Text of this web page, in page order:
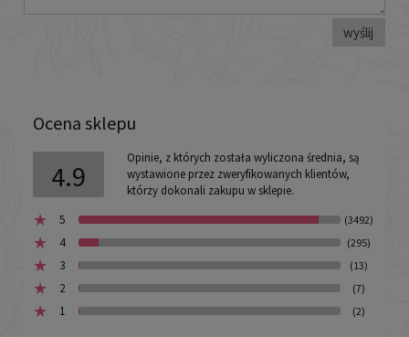
wyślij
Ocena sklepu
4.9
Opinie, z których została wyliczona średnia, są
wystawione przez zweryfikowanych klientów,
którzy dokonali zakupu w sklepie.
5
(3492)
4 (295)
3 (13)
2 (7)
1 (2)